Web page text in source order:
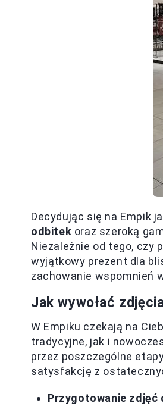
Decydując się na Empik
odbitek oraz szeroką
Niezależnie od tego, czy
wyjątkowy prezent dla
zachowanie wspomnień
Jak wywołać
W Empiku czekają na
tradycyjne, jak i
przez poszczególne
satysfakcję z
Przygotowanie zdjęć